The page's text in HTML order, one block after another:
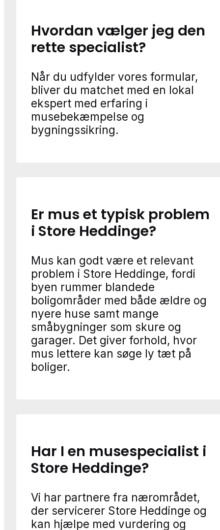
Hvordan vælger jeg den
rette specialist?
Når du udfylder vores formular,
bliver du matchet med en lokal
ekspert med erfaring i
musebekæmpelse og
bygningssikring.
Er mus et typisk problem
i Store Heddinge?
Mus kan godt være et relevant
problem i Store Heddinge, fordi
byen rummer blandede
boligområder med både ældre og
nyere huse samt mange
småbygninger som skure og
garager. Det giver forhold, hvor
mus lettere kan søge ly tæt på
boliger.
Har I en musespecialist i
Store Heddinge?
Vi har partnere fra nærområdet,
der servicerer Store Heddinge og
kan hjælpe med vurdering og